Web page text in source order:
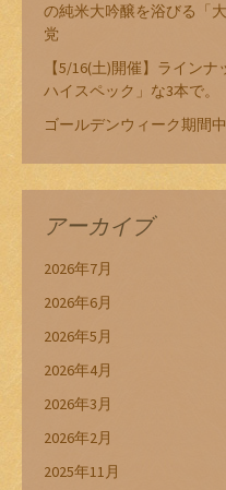
の純米大吟醸を浴びる「
党
【5/16(土)開催】ライン
ハイスペック」な3本で。
ゴールデンウィーク期間
アーカイブ
2026年7月
2026年6月
2026年5月
2026年4月
2026年3月
2026年2月
2025年11月